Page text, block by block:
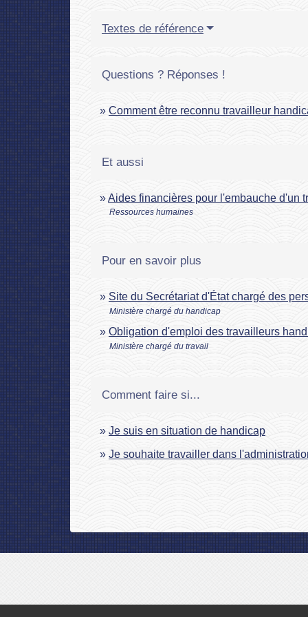
Textes de référence
Questions ? Réponses !
Comment être reconnu travailleur
Et aussi
Aides financières pour l'embauche d'un
Ressources humaines
Pour en savoir plus
Site du Secrétariat d'État chargé des
Ministère chargé du handicap
Obligation d'emploi des travailleurs
Ministère chargé du travail
Comment faire si...
Je suis en situation de handicap
Je souhaite travailler dans